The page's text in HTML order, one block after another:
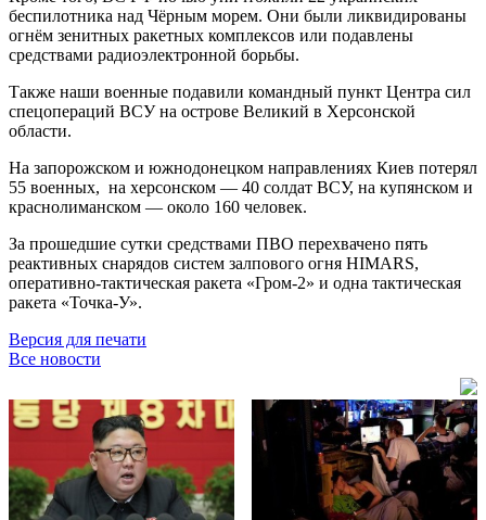
беспилотника над Чёрным морем. Они были ликвидированы
огнём зенитных ракетных комплексов или подавлены
средствами радиоэлектронной борьбы.
Также наши военные подавили командный пункт Центра сил
спецопераций ВСУ на острове Великий в Херсонской
области.
На запорожском и южнодонецком направлениях Киев потерял
55 военных, на херсонском — 40 солдат ВСУ, на купянском и
краснолиманском — около 160 человек.
За прошедшие сутки средствами ПВО перехвачено пять
реактивных снарядов систем залпового огня HIMARS,
оперативно-тактическая ракета «Гром-2» и одна тактическая
ракета «Точка-У».
Версия для печати
Все новости